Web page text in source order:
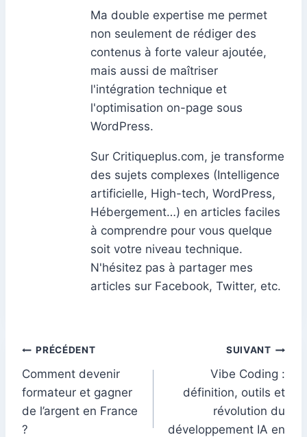
Ma double expertise me permet
non seulement de rédiger des
contenus à forte valeur ajoutée,
mais aussi de maîtriser
l'intégration technique et
l'optimisation on-page sous
WordPress.
Sur Critiqueplus.com, je transforme
des sujets complexes (Intelligence
artificielle, High-tech, WordPress,
Hébergement…) en articles faciles
à comprendre pour vous quelque
soit votre niveau technique.
N'hésitez pas à partager mes
articles sur Facebook, Twitter, etc.
Navigation
de
l’article
PRÉCÉDENT
Comment devenir
formateur et gagner
de l’argent en France
?
SUIVANT
Vibe Coding :
définition, outils et
révolution du
développement IA en